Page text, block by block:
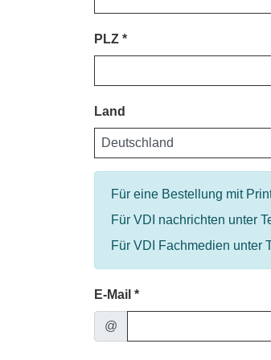
PLZ
Land
Für eine Bestellung mit
Für VDI nachrichten unter
Für VDI Fachmedien unter
E-Mail
@